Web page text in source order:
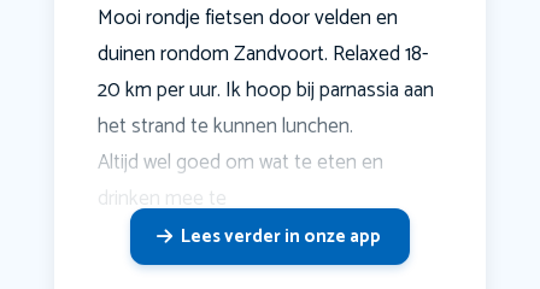
Mooi rondje fietsen door velden en
duinen rondom Zandvoort. Relaxed 18-
20 km per uur. Ik hoop bij parnassia aan
het strand te kunnen lunchen.
Altijd wel goed om wat te eten en
drinken mee te
Lees verder in onze app